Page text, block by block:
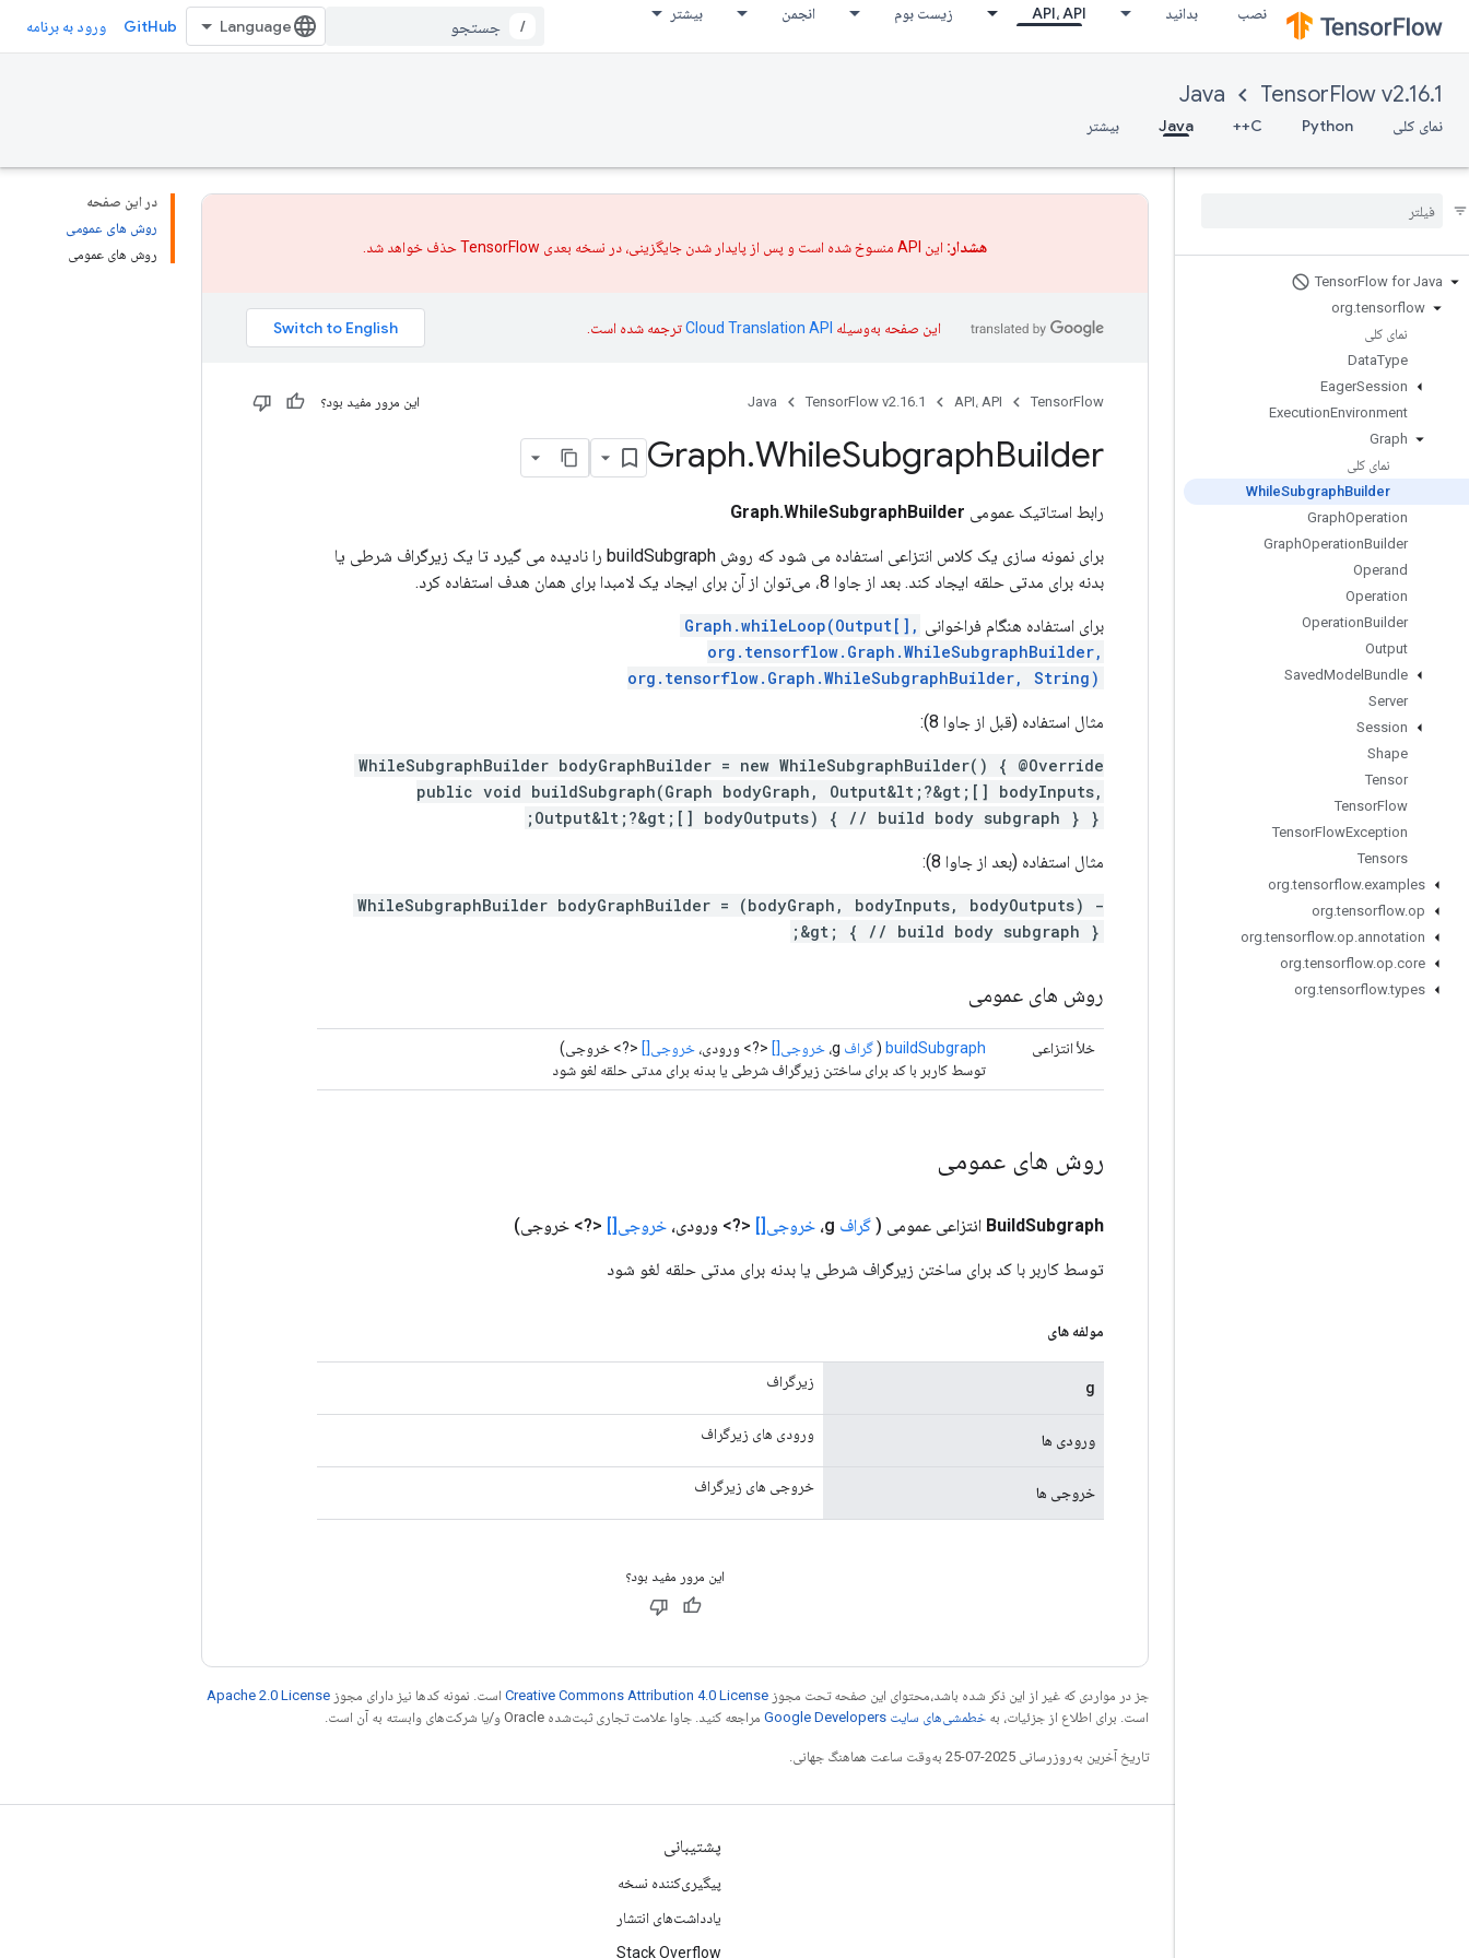
نصب بدانید API، API زیست بوم انجمن بیشتر
/
GitHub ورود به برنامه
TensorFlow v2.16.1
Java
نمای کلی Python
C++
Java بیشتر
TensorFlow for Java
org.tensorflow
نمای کلی
DataType
EagerSession
ExecutionEnvironment
Graph
نمای کلی
WhileSubgraphBuilder
GraphOperation
GraphOperationBuilder
Operand
Operation
OperationBuilder
Output
SavedModel Bundle
Server
Session
Shape
Tensor
TensorFlow
TensorFlowException
Tensors
org.tensorflow.examples
org.tensorflow.op
org.tensorflow.op.annotation
org.tensorflow.op.core
org.tensorflow.types
در این صفحه
روش های عمومی
روش های عمومی
هشدار: این API منسوخ شده است و پس از پایدار شدن جایگزینی، در نسخه بعدی TensorFlow حذف خواهد شد.
این صفحه به‌وسیله ترجمه شده است.
TensorFlow API، API TensorFlow v2.16.1
Java این مرور مفید بود؟
Graph.WhileSubgraphBuilder
رابط استاتیک عمومی Graph.WhileSubgraphBuilder
برای نمونه سازی یک کلاس انتزاعی استفاده می شود که روش buildSubgraph را نادیده می گیرد تا یک زیرگراف شرطی یا
بدنه برای مدتی حلقه ایجاد کند. بعد از جاوا 8، می‌توان از آن برای ایجاد یک لامبدا برای همان هدف استفاده کرد.
برای استفاده هنگام فراخوانی
Graph.whileLoop(Output[],
org.tensorflow.Graph.WhileSubgraphBuilder,
org.tensorflow.Graph.WhileSubgraphBuilder, String)
مثال استفاده (قبل از جاوا 8):
WhileSubgraphBuilder bodyGraphBuilder = new WhileSubgraphBuilder() { @Override
public void buildSubgraph(Graph bodyGraph, Output&lt;?&gt;[] bodyInputs,
Output&lt;?&gt;[] bodyOutputs) { // build body subgraph } };
مثال استفاده (بعد از جاوا 8):
WhileSubgraphBuilder bodyGraphBuilder = (bodyGraph, bodyInputs, bodyOutputs) -
&gt; { // build body subgraph };
روش های عمومی
خلأ انتزاعی buildSubgraph
(گراف خروجی[] <?> ورودی، خروجی[] <?> خروجی)
توسط کاربر با کد برای ساختن زیرگراف شرطی یا بدنه برای مدتی حلقه لغو شود
روش های عمومی
BuildSubgraph انتزاعی عمومی ( گراف خروجی[] <?> ورودی، خروجی[] <?> خروجی)
توسط کاربر با کد برای ساختن زیرگراف شرطی یا بدنه برای مدتی حلقه لغو شود
مولفه های
g زیرگراف
ورودی ها ورودی های زیرگراف
خروجی ها خروجی های زیرگراف
این مرور مفید بود؟
جز در مواردی که غیر از این ذکر شده باشد،‌محتوای این صفحه تحت مجوز Creative Commons Attribution 4.0 License است. نمونه کدها نیز دارای مجوز Apache 2.0 License
است. برای اطلاع از جزئیات، به خطمشی‌های سایت Google Developers‏ مراجعه کنید. جاوا علامت تجاری ثبت‌شده Oracle و/یا شرکت‌های وابسته به آن است.
تاریخ آخرین به‌روزرسانی 2025-07-25 به‌وقت ساعت هماهنگ جهانی.
پشتیبانی
پیگیری‌کننده نسخه
یادداشت‌های انتشار
Stack Overflow